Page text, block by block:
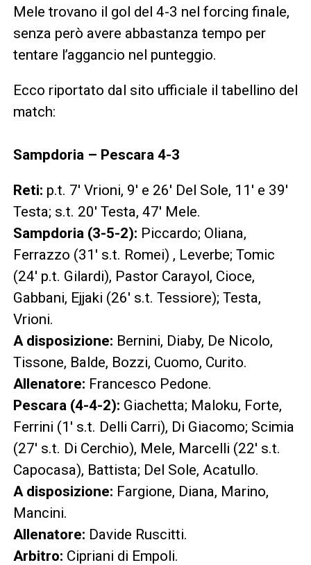
Mele trovano il gol del 4-3 nel forcing finale,
senza però avere abbastanza tempo per
tentare l’aggancio nel punteggio.
Ecco riportato dal sito ufficiale il tabellino del
match:
Sampdoria – Pescara 4-3
Reti: p.t. 7′ Vrioni, 9′ e 26′ Del Sole, 11′ e 39′
Testa; s.t. 20′ Testa, 47′ Mele.
Sampdoria (3-5-2): Piccardo; Oliana,
Ferrazzo (31′ s.t. Romei) , Leverbe; Tomic
(24′ p.t. Gilardi), Pastor Carayol, Cioce,
Gabbani, Ejjaki (26′ s.t. Tessiore); Testa,
Vrioni.
A disposizione: Bernini, Diaby, De Nicolo,
Tissone, Balde, Bozzi, Cuomo, Curito.
Allenatore: Francesco Pedone.
Pescara (4-4-2): Giachetta; Maloku, Forte,
Ferrini (1′ s.t. Delli Carri), Di Giacomo; Scimia
(27′ s.t. Di Cerchio), Mele, Marcelli (22′ s.t.
Capocasa), Battista; Del Sole, Acatullo.
A disposizione: Fargione, Diana, Marino,
Mancini.
Allenatore: Davide Ruscitti.
Arbitro: Cipriani di Empoli.